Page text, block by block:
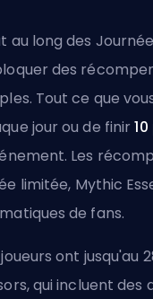
au long des
des
Tout ce que
jour ou de finir
Les
limitée, Mythic
de fans.
joueurs ont
qui incluent des